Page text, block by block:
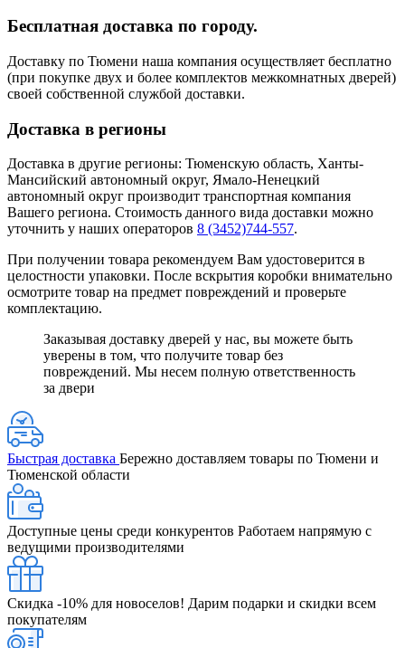
Бесплатная доставка по городу.
Доставку по Тюмени наша компания осуществляет бесплатно
(при покупке двух и более комплектов межкомнатных дверей)
своей собственной службой доставки.
Доставка в регионы
Доставка в другие регионы: Тюменскую область, Ханты-
Мансийский автономный округ, Ямало-Ненецкий
автономный округ производит транспортная компания
Вашего региона. Стоимость данного вида доставки можно
уточнить у наших операторов 8 (3452)744-557.
При получении товара рекомендуем Вам удостоверится в
целостности упаковки. После вскрытия коробки внимательно
осмотрите товар на предмет повреждений и проверьте
комплектацию.
Заказывая доставку дверей у нас, вы можете быть
уверены в том, что получите товар без
повреждений. Мы несем полную ответственность
за двери
Быстрая доставка Бережно доставляем товары по Тюмени и
Тюменской области
Доступные цены среди конкурентов Работаем напрямую с
ведущими производителями
Скидка -10% для новоселов! Дарим подарки и скидки всем
покупателям